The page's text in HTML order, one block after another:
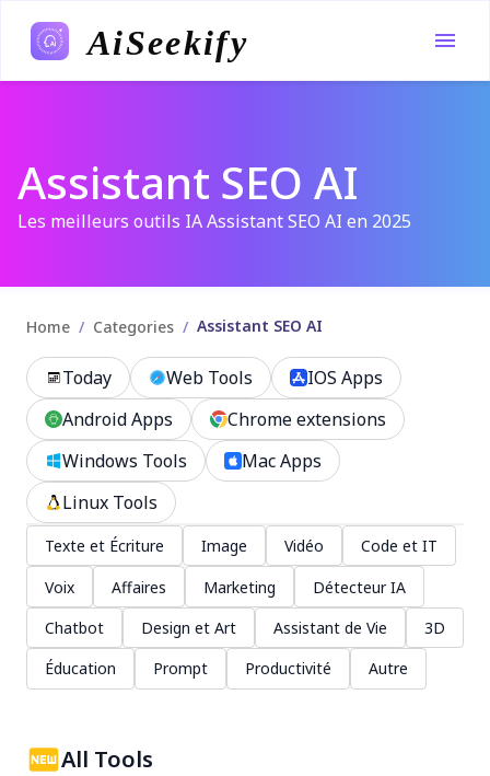
AiSeekify
Assistant SEO AI
Les meilleurs outils IA Assistant SEO AI en 2025
Home / Categories / Assistant SEO AI
Today Web Tools
IOS Apps
Android Apps
Chrome extensions
Windows Tools
Mac Apps
Linux Tools
Texte et Écriture Image Vidéo
Code et IT
Voix
Affaires Marketing
Détecteur IA
Chatbot
Design et Art Assistant de Vie
3D
Éducation
Prompt Productivité Autre
All Tools